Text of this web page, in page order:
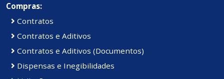
Compras:
Contratos
Contratos e Aditivos
Contratos e Aditivos (Documentos)
Dispensas e Inegibilidades